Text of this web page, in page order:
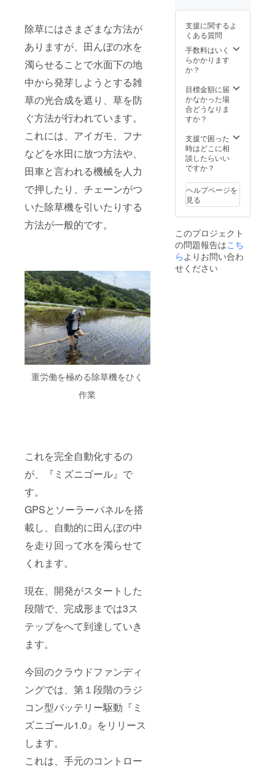
除草にはさまざまな方法が
ありますが、田んぼの水を
濁らせることで水面下の地
中から発芽しようとする雑
草の光合成を遮り、草を防
ぐ方法が行われています。
これには、アイガモ、フナ
などを水田に放つ方法や、
田車と言われる機械を人力
で押したり、チェーンがつ
いた除草機を引いたりする
方法が一般的です。
重労働を極める除草機をひく
作業
これを完全自動化するの
が、『ミズニゴール』で
す。
GPSとソーラーパネルを搭
載し、自動的に田んぼの中
を走り回って水を濁らせて
くれます。
現在、開発がスタートした
段階で、完成形までは3ス
テップをへて到達していき
ます。
今回のクラウドファンディ
ングでは、第１段階のラジ
コン型バッテリー駆動『ミ
ズニゴール1.0』をリリース
します。
これは、手元のコントロー
場所：
長野県
塩尻市
※詳細は
参加の
方にお
す。
す。
（田植
えの日
は、年
ごとの
気候で
ご希望
の日程
に添え
ありま
す。）
ミズニ
ゴール
験：
5月下
旬〜7月
上旬
（お好
きな日
程を調
整でき
りま
す。 い
ただい
た支援
は、
『ミズ
さらな
るブ
ラッ
の資金
として
お預か
りし、
い商品
開発に
取り組
みま
た、ご
支援い
ただい
た方と
の交流
農家の
助ける
スポン
サーに
なって
くださ
働力、
地球環
境、そ
して安
生活。
持続可
能な農
業と生
のある
健康で
豊かな
生活の
に、
日々取
り組ん
でまい
りま
使って
と思っ
てくだ
さった
あな
た。 ご
米農家
を営み
苦労を
知って
なた。
ハタケ
ホット
ケが責
もって
お届
け、使
用方法
チャー
し、
しっか
りとサ
ポート
支援に関するよ
くある質問
手数料はいく
らかかります
か？
目標金額に届
かなかった場
合どうなりま
すか？
支援で困った
時はどこに相
談したらいい
ですか？
ヘルプページを
見る
このプロジェクト
の問題報告はこち
らよりお問い合わ
せください